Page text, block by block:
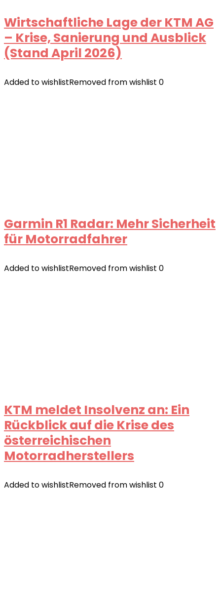
Wirtschaftliche Lage der KTM AG
– Krise, Sanierung und Ausblick
(Stand April 2026)
Added to wishlistRemoved from wishlist 0
Garmin R1 Radar: Mehr Sicherheit
für Motorradfahrer
Added to wishlistRemoved from wishlist 0
KTM meldet Insolvenz an: Ein
Rückblick auf die Krise des
österreichischen
Motorradherstellers
Added to wishlistRemoved from wishlist 0